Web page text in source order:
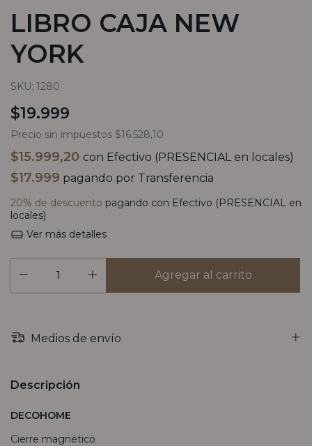
LIBRO CAJA NEW
YORK
SKU: 1280
$19.999
Precio sin impuestos $16.528,10
$15.999,20 con Efectivo (PRESENCIAL en locales)
$17.999 pagando por Transferencia
20% de descuento pagando con Efectivo (PRESENCIAL en
locales)
Ver más detalles
Medios de envío
Descripción
DECOHOME
Cierre magnético